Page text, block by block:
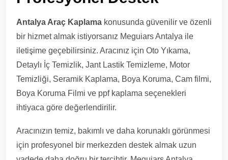
Antalya Araç Kaplama konusunda güvenilir ve özenli
bir hizmet almak istiyorsanız Meguiars Antalya ile
iletişime geçebilirsiniz. Aracınız için Oto Yıkama,
Detaylı İç Temizlik, Jant Lastik Temizleme, Motor
Temizliği, Seramik Kaplama, Boya Koruma, Cam filmi,
Boya Koruma Filmi ve ppf kaplama seçenekleri
ihtiyaca göre değerlendirilir.
Aracınızın temiz, bakımlı ve daha korunaklı görünmesi
için profesyonel bir merkezden destek almak uzun